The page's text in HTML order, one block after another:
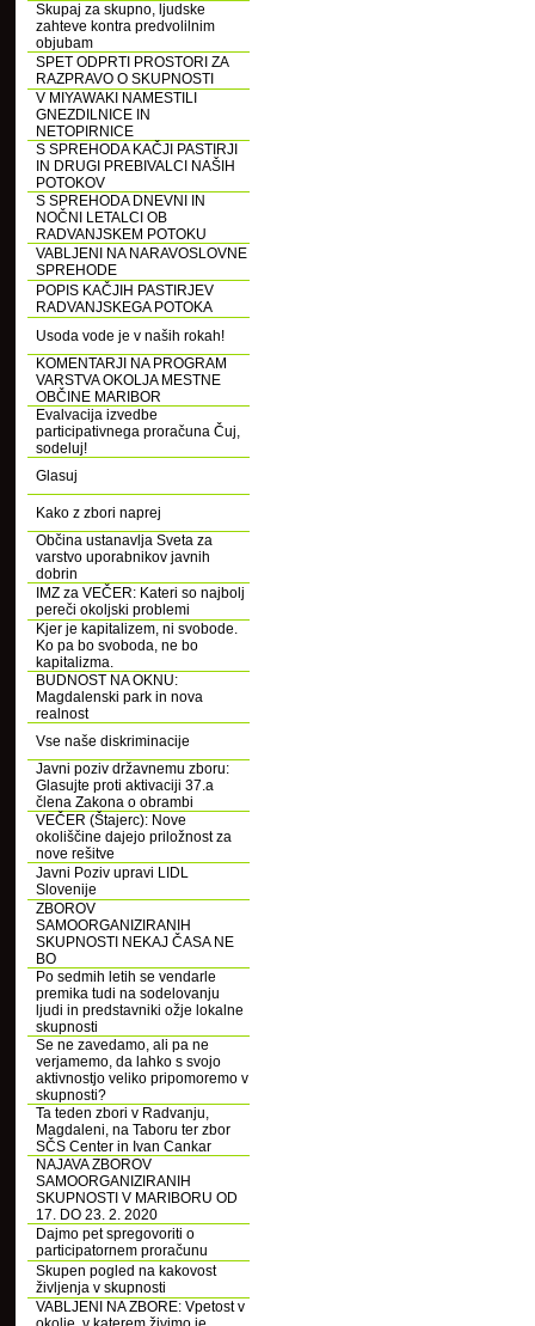
Skupaj za skupno, ljudske
zahteve kontra predvolilnim
objubam
SPET ODPRTI PROSTORI ZA
RAZPRAVO O SKUPNOSTI
V MIYAWAKI NAMESTILI
GNEZDILNICE IN
NETOPIRNICE
S SPREHODA KAČJI PASTIRJI
IN DRUGI PREBIVALCI NAŠIH
POTOKOV
S SPREHODA DNEVNI IN
NOČNI LETALCI OB
RADVANJSKEM POTOKU
VABLJENI NA NARAVOSLOVNE
SPREHODE
POPIS KAČJIH PASTIRJEV
RADVANJSKEGA POTOKA
Usoda vode je v naših rokah!
KOMENTARJI NA PROGRAM
VARSTVA OKOLJA MESTNE
OBČINE MARIBOR
Evalvacija izvedbe
participativnega proračuna Čuj,
sodeluj!
Glasuj
Kako z zbori naprej
Občina ustanavlja Sveta za
varstvo uporabnikov javnih
dobrin
IMZ za VEČER: Kateri so najbolj
pereči okoljski problemi
Kjer je kapitalizem, ni svobode.
Ko pa bo svoboda, ne bo
kapitalizma.
BUDNOST NA OKNU:
Magdalenski park in nova
realnost
Vse naše diskriminacije
Javni poziv državnemu zboru:
Glasujte proti aktivaciji 37.a
člena Zakona o obrambi
VEČER (Štajerc): Nove
okoliščine dajejo priložnost za
nove rešitve
Javni Poziv upravi LIDL
Slovenije
ZBOROV
SAMOORGANIZIRANIH
SKUPNOSTI NEKAJ ČASA NE
BO
Po sedmih letih se vendarle
premika tudi na sodelovanju
ljudi in predstavniki ožje lokalne
skupnosti
Se ne zavedamo, ali pa ne
verjamemo, da lahko s svojo
aktivnostjo veliko pripomoremo v
skupnosti?
Ta teden zbori v Radvanju,
Magdaleni, na Taboru ter zbor
SČS Center in Ivan Cankar
NAJAVA ZBOROV
SAMOORGANIZIRANIH
SKUPNOSTI V MARIBORU OD
17. DO 23. 2. 2020
Dajmo pet spregovoriti o
participatornem proračunu
Skupen pogled na kakovost
življenja v skupnosti
VABLJENI NA ZBORE: Vpetost v